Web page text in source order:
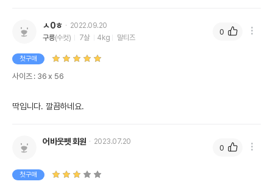
ㅅ0ㅎ
2022.09.20
구릉(수컷) 7살 4kg 말티즈
첫구매
사이즈 : 36 x 56
딱입니다. 깔끔하네요.
0
어바웃펫 회원 2023.07.20
첫구매
0